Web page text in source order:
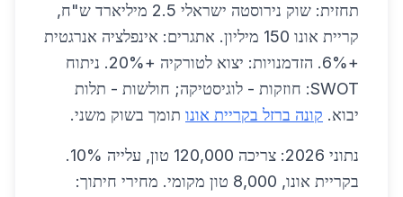
תחזית: שוק נירוסטה ישראלי 2.5 מיליארד ש"ח,
קריית אונו 150 מיליון. אתגרים: אינפלציה אנרגטית
+6%. הזדמנויות: יצוא לטורקיה +20%. ניתוח
SWOT: חוזקות - לוגיסטיקה; חולשות - תלות
יבוא. קונה ברזל בקריית אונו תומך בשוק משני.
נתוני 2026: צריכה 120,000 טון, עלייה 10%.
בקריית אונו, 8,000 טון מקומי. מחירי חיתוך: